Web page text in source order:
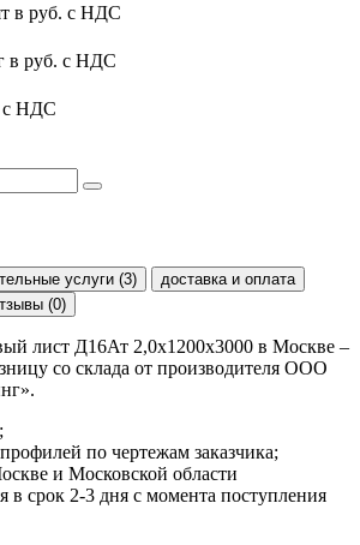
в руб. с НДС
в руб. с НДС
с НДС
услуги (3)
доставка и оплата
(0)
лист Д16Ат 2,0х1200х3000 в Москве –
со склада от производителя ООО
по чертежам заказчика;
и Московской области
в срок 2-3 дня с момента поступления